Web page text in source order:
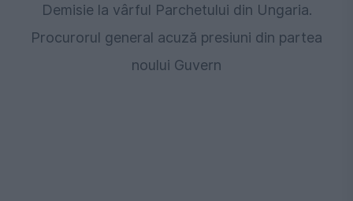
Demisie la vârful Parchetului din Ungaria.
Procurorul general acuză presiuni din partea
noului Guvern